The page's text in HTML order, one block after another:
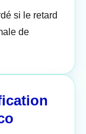
si le retard
de